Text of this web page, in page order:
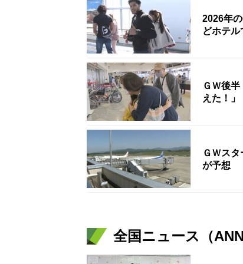
2026年
どホテ
ＧＷ後
えた！」
ＧＷス
が予想
全国ニュース（ANN